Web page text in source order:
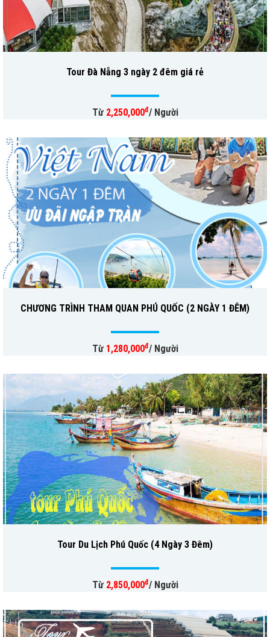
Tour Đà Nẵng 3 ngày 2 đêm giá rẻ
Từ 2,250,000đ/ Người
CHƯƠNG TRÌNH THAM QUAN PHÚ QUỐC (2 NGÀY 1 ĐÊM)
Từ 1,280,000đ/ Người
Tour Du Lịch Phú Quốc (4 Ngày 3 Đêm)
Từ 2,850,000đ/ Người